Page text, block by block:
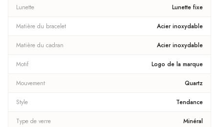
Lunette Lunette fixe
Matière du bracelet Acier inoxydable
Matière du cadran Acier inoxydable
Motif Logo de la marque
Mouvement Quartz
Style Tendance
Type de verre Minéral